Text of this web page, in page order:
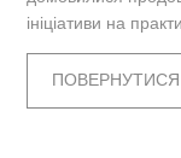
ініціативи на
ПОВЕРНУТИСЯ